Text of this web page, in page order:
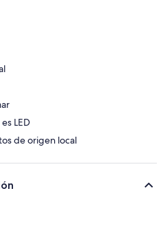
LED
de origen local